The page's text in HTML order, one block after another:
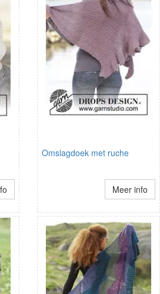
Omslagdoek met ruche
Meer info